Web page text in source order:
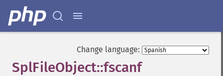
Change language:
SplFileObject::fscanf